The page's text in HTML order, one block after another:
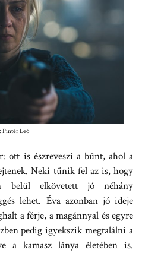
Pintér Leó
ott is észreveszi a bűnt, ahol a
Neki tűnik fel az is, hogy
belül elkövetett jó néhány
lehet. Éva azonban jó ideje
a férje, a magánnyal és egyre
pedig igyekszik megtalálni a
a kamasz lánya életében is.